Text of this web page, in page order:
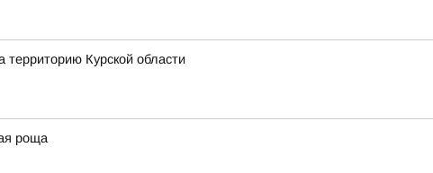
Курской области
роща